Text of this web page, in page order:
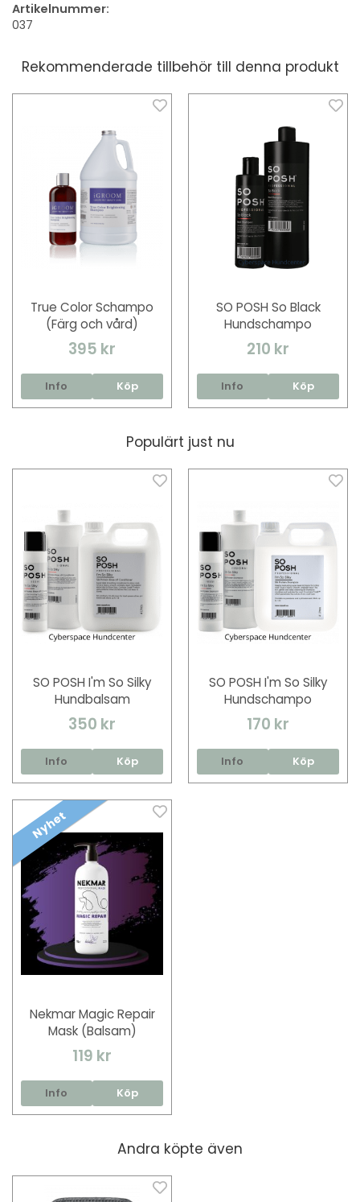
Artikelnummer:
037
Rekommenderade tillbehör till denna produkt
True Color Schampo
(Färg och vård)
395 kr
Info Köp
SO POSH So Black
Hundschampo
210 kr
Info Köp
Populärt just nu
SO POSH I'm So Silky
Hundbalsam
350 kr
Info Köp
SO POSH I'm So Silky
Hundschampo
170 kr
Info Köp
Nyhet
Nekmar Magic Repair
Mask (Balsam)
119 kr
Info Köp
Andra köpte även